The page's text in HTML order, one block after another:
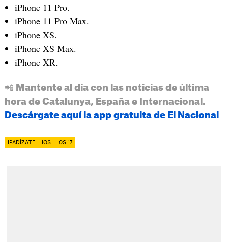
iPhone 11 Pro.
iPhone 11 Pro Max.
iPhone XS.
iPhone XS Max.
iPhone XR.
📲 Mantente al día con las noticias de última
hora de Catalunya, España e Internacional.
Descárgate aquí la app gratuita de El Nacional
IPADÍZATE IOS IOS 17